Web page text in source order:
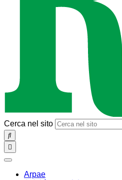
Cerca nel sito
SEARCH
Toggle
navigation
chiudi
Arpae